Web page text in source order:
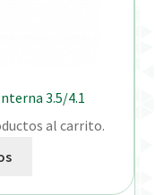
3.5/4.1
al carrito.